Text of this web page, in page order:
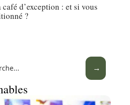
d’exception : et si vous
?